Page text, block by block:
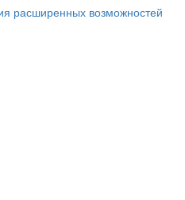
расширенных возможностей